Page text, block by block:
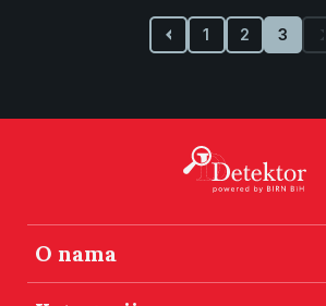
1 2 3
O nama